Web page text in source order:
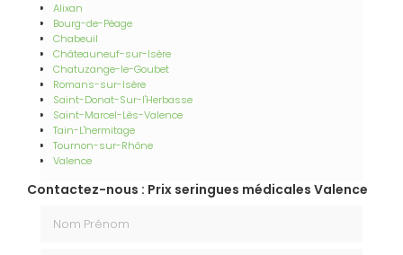
Alixan
Bourg-de-Péage
Chabeuil
Châteauneuf-sur-Isère
Chatuzange-le-Goubet
Romans-sur-Isère
Saint-Donat-Sur-l'Herbasse
Saint-Marcel-Lès-Valence
Tain-L'hermitage
Tournon-sur-Rhône
Valence
Contactez-nous : Prix seringues médicales Valence